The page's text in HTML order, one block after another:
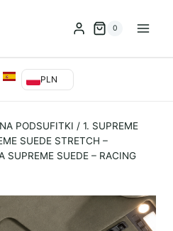
0
PLN
PODSUFITKI / 1. SUPREME
SUEDE STRETCH –
SUPREME SUEDE – RACING